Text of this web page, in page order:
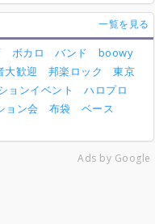
一覧を見る
ボカロ バンド
boowy
大歓迎 邦楽ロック
東京
ョンイベント
ハロプロ
ョン会 布袋
ベース
Ads by Google